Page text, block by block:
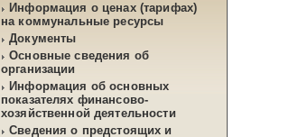
Информация о ценах (тарифах)
на коммунальные ресурсы
Документы
Основные сведения об
организации
Информация об основных
показателях финансово-
хозяйственной деятельности
Сведения о предстоящих и